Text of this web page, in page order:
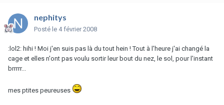
nephitys
Posté le 4 février 2008
:lol2: hihi ! Moi j'en suis pas là du tout hein ! Tout à l'heure j'ai changé la
cage et elles n'ont pas voulu sortir leur bout du nez, le sol, pour l'instant
brrrrr...
mes ptites peureuses